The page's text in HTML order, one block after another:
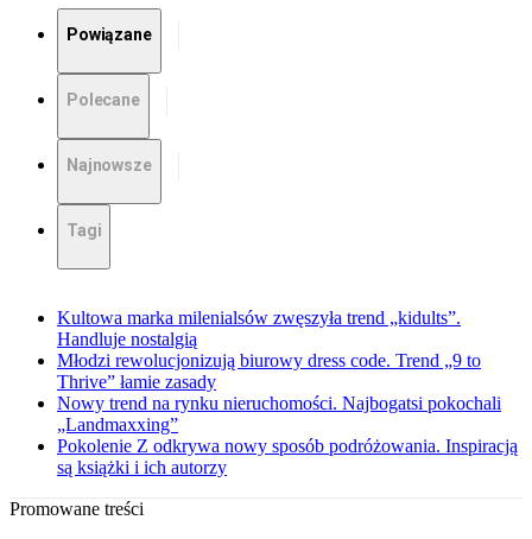
Powiązane
Polecane
Najnowsze
Tagi
Kultowa marka milenialsów zwęszyła trend „kidults”.
Handluje nostalgią
Młodzi rewolucjonizują biurowy dress code. Trend „9 to
Thrive” łamie zasady
Nowy trend na rynku nieruchomości. Najbogatsi pokochali
„Landmaxxing”
Pokolenie Z odkrywa nowy sposób podróżowania. Inspiracją
są książki i ich autorzy
Promowane treści